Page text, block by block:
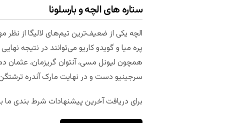
ستاره های الچه و بارسلونا
الچه یکی از ضعیف‌ترین تیم‌های لالیگا از نظر
پره میا و گویدو کاریو می‌توانند در نتیجه
همچون لیونل مسی، آنتوان گریزمان، عثمان
سرجینیو دست و در نهایت مارک آندره
برای دریافت آخرین پیشنهادات شرط بندی ما